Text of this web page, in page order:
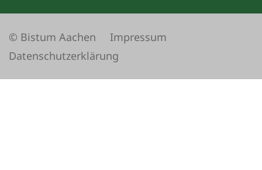
© Bistum Aachen
Impressum
Datenschutzerklärung